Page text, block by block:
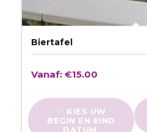
Biertafel
Vanaf: €15.00
KIES UW
BEGIN EN EIND
DATUM.